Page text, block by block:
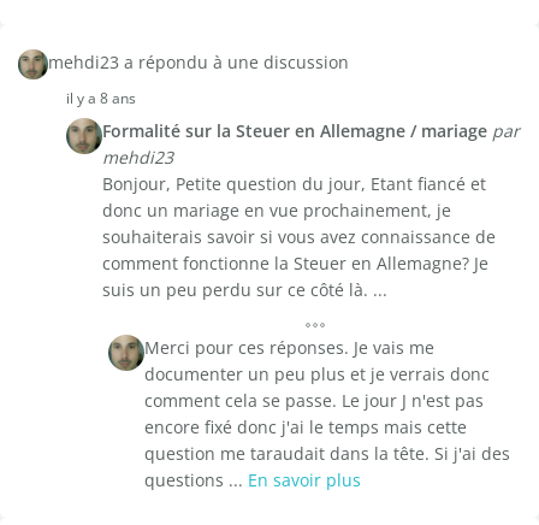
mehdi23 a répondu à une discussion
il y a 8 ans
Formalité sur la Steuer en Allemagne / mariage par
mehdi23
Bonjour, Petite question du jour, Etant fiancé et
donc un mariage en vue prochainement, je
souhaiterais savoir si vous avez connaissance de
comment fonctionne la Steuer en Allemagne? Je
suis un peu perdu sur ce côté là. ...
Merci pour ces réponses. Je vais me
documenter un peu plus et je verrais donc
comment cela se passe. Le jour J n'est pas
encore fixé donc j'ai le temps mais cette
question me taraudait dans la tête. Si j'ai des
questions ... En savoir plus